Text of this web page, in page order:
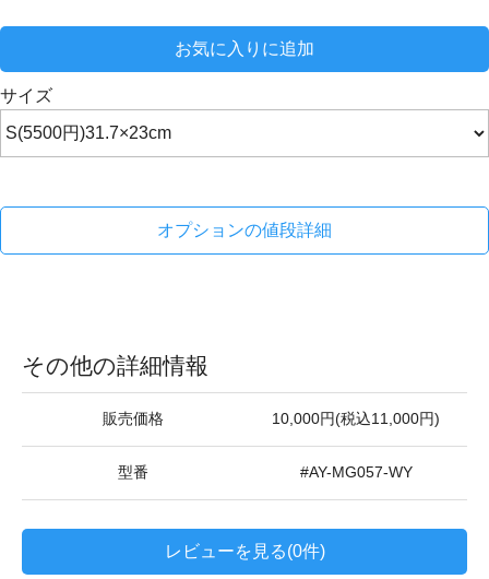
お気に入りに追加
サイズ
オプションの値段詳細
その他の詳細情報
販売価格 10,000円(税込11,000円)
型番 #AY-MG057-WY
レビューを見る(0件)